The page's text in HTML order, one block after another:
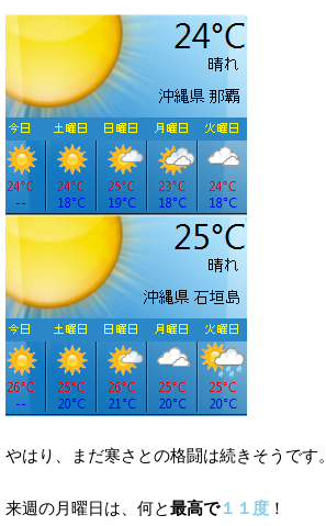
やはり、まだ寒さとの格闘は続きそうです。
来週の月曜日は、何と最高で１１度 ！